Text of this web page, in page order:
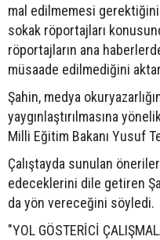
mal edilmemesi
sokak röportajları
röportajların ana
müsaade edilmediğini
Şahin, medya
yaygınlaştırılmasına
Milli Eğitim Bakanı Yusuf
Çalıştayda sunulan
edeceklerini dile getiren
da yön vereceğini söyledi.
"YOL GÖSTERİCİ